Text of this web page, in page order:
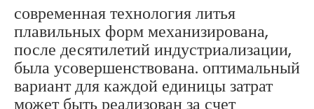
современная технология литья
плавильных форм механизирована,
после десятилетий индустриализации,
была усовершенствована. оптимальный
вариант для каждой единицы затрат
может быть реализован за счет